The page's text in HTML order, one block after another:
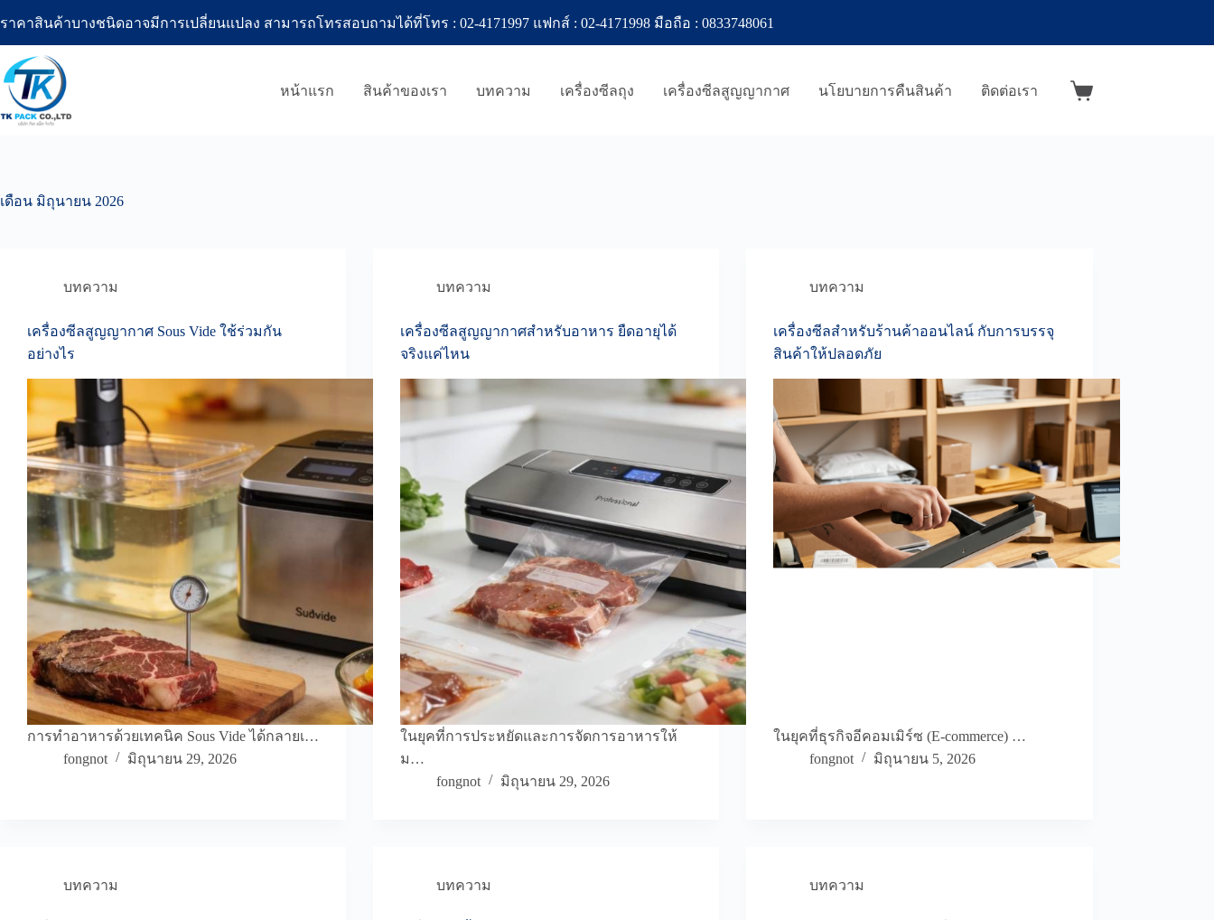
to
ราคาสินค้าบางชนิดอาจมีการเปลี่ยนแปลง สามารถโทรสอบถามได้ที่โทร : 02-4171997 แฟกส์ : 02-4171998 มือถือ : 0833748061
หน้าแรก สินค้าของเรา บทความ เครื่องซีลถุง เครื่องซีลสูญญากาศ นโยบายการคืนสินค้า ติดต่อเรา
Shopping
เดือน มิถุนายน 2026
บทความ
เครื่องซีลสูญญากาศ Sous Vide ใช้ร่วมกัน
อย่างไร
การทำอาหารด้วยเทคนิค Sous Vide ได้กลายเ…
fongnot
มิถุนายน 29, 2026
บทความ
เครื่องซีลสูญญากาศสำหรับอาหาร ยืดอายุได้
จริงแค่ไหน
ในยุคที่การประหยัดและการจัดการอาหารให้
ม…
fongnot
มิถุนายน 29, 2026
บทความ
เครื่องซีลสำหรับร้านค้าออนไลน์ กับการบรรจุ
สินค้าให้ปลอดภัย
ในยุคที่ธุรกิจอีคอมเมิร์ซ (E-commerce) …
fongnot
มิถุนายน 5, 2026
บทความ บทความ บทความ